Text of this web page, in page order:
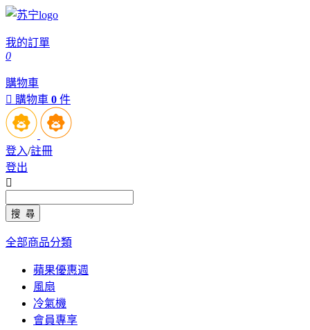
我的訂單
0
購物車
 購物車 0 件
登入/註冊
登出

全部商品分類
蘋果優惠週
風扇
冷氣機
會員專享